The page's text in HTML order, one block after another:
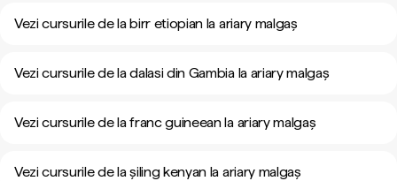
Vezi cursurile de la birr etiopian la ariary malgaș
Vezi cursurile de la dalasi din Gambia la ariary malgaș
Vezi cursurile de la franc guineean la ariary malgaș
Vezi cursurile de la șiling kenyan la ariary malgaș